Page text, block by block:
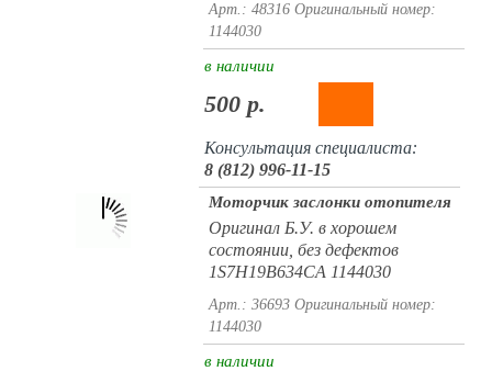
Арт.: 48316 Оригинальный номер:
1144030
в наличии
500 р.
Консультация специалиста:
8 (812) 996-11-15
Моторчик заслонки отопителя
Оригинал Б.У. в хорошем
состоянии, без дефектов
1S7H19B634CA 1144030
Арт.: 36693 Оригинальный номер:
1144030
в наличии